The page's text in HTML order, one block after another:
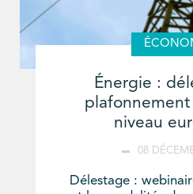
Énergie :
niveau
08
Délestage :